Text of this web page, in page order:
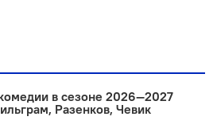
в сезоне 2026—2027
Разенков, Чевик